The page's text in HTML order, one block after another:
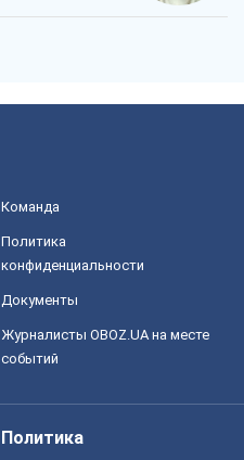
Команда
Политика
конфиденциальности
Документы
Журналисты OBOZ.UA на месте
событий
Политика